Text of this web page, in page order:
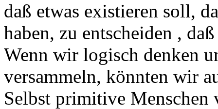
daß etwas existieren soll,
haben, zu entscheiden ,
Wenn wir logisch denken
versammeln, könnten wir
Selbst primitive Menschen